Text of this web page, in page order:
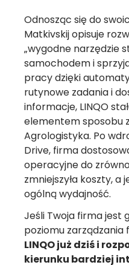
Odnosząc się do
Matkivskij opisuje
„wygodne narzędzie
samochodem i
pracy dzięki
rutynowe zadania i
informacje, LINQO
elementem sposobu
Agrologistyka. Po
Drive, firma
operacyjne do
zmniejszyła koszty, a
ogólną wydajność.
Jeśli Twoja firma jest
poziomu zarządzania
LINQO już dziś i
kierunku bardziej